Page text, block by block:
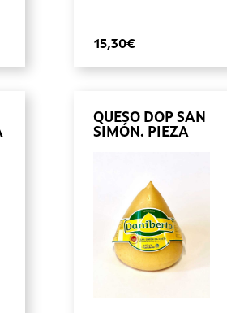
15,30€
QUESO DOP SAN
SIMÓN. PIEZA